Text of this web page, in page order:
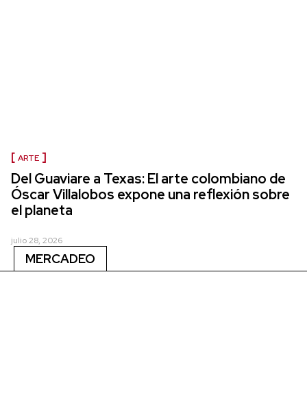
ARTE
Del Guaviare a Texas: El arte colombiano de
Óscar Villalobos expone una reflexión sobre
el planeta
julio 28, 2026
MERCADEO